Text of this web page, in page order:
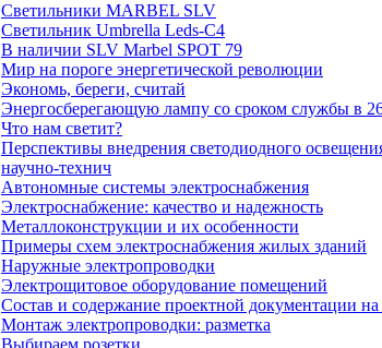
Светильники MARBEL SLV
Светильник Umbrella Leds-C4
В наличии SLV Marbel SPOT 79
Мир на пороге энергетической революции
Экономь, береги, считай
Энергосберегающую лампу со сроком службы в
Что нам светит?
Перспективы внедрения светодиодного
научно-технич
Автономные системы электроснабжения
Электроснабжение: качество и надежность
Металлоконструкции и их особенности
Примеры схем электроснабжения жилых зданий
Наружные электропроводки
Электрощитовое оборудование помещений
Состав и содержание проектной документации на
Монтаж электропроводки: разметка
Выбираем розетки